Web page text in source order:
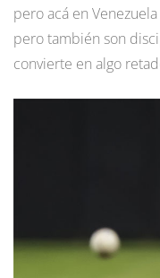
pero acá en
pero también son
convierte en algo